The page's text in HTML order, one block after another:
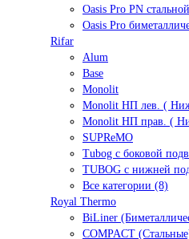
Oasis Pro PN стальной
Oasis Pro
Rifar
Alum
Base
Monolit
Monolit НП лев. (
Monolit НП прав. (
SUPReMO
Tubog с боковой
TUBOG с нижней
Все категории (8)
Royal Thermo
BiLiner
COMPACT